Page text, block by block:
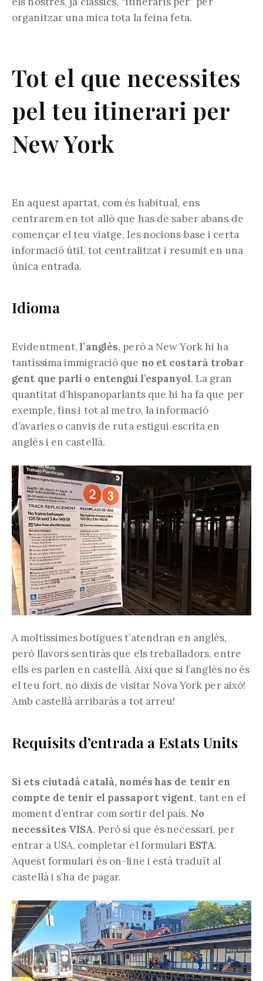
organitzar una mica tota la feina feta.
Tot el que necessites
pel teu itinerari per
New York
En aquest apartat, com és habitual, ens
centrarem en tot allò que has de saber abans de
començar el teu viatge, les nocions base i certa
informació útil, tot centralitzat i resumit en una
única entrada.
Idioma
Evidentment,l’anglès, però a New York hi ha
tantíssima immigració que no et costarà trobar
gent que parli o entengui l’espanyol. La gran
quantitat d’hispanoparlants que hi ha fa que per
exemple, fins i tot al metro, la informació
d’avaries o canvis de ruta estigui escrita en
anglès i en castellà.
A moltíssimes botigues t’atendran en anglès,
però llavors sentiràs que els treballadors, entre
ells es parlen en castellà. Així que si l’anglès no és
el teu fort, no dixis de visitar Nova York per això!
Amb castellà arribaràs a tot arreu!
Requisits d’entrada a Estats Units
Si ets ciutadà català, només has de tenir en
compte de tenir el passaport vigent, tant en el
moment d’entrar com sortir del país. No
necessites VISA. Però sí que és necessari, per
entrar a USA, completar el formulari ESTA.
Aquest formulari és on-line i està traduït al
castellà i s’ha de pagar.